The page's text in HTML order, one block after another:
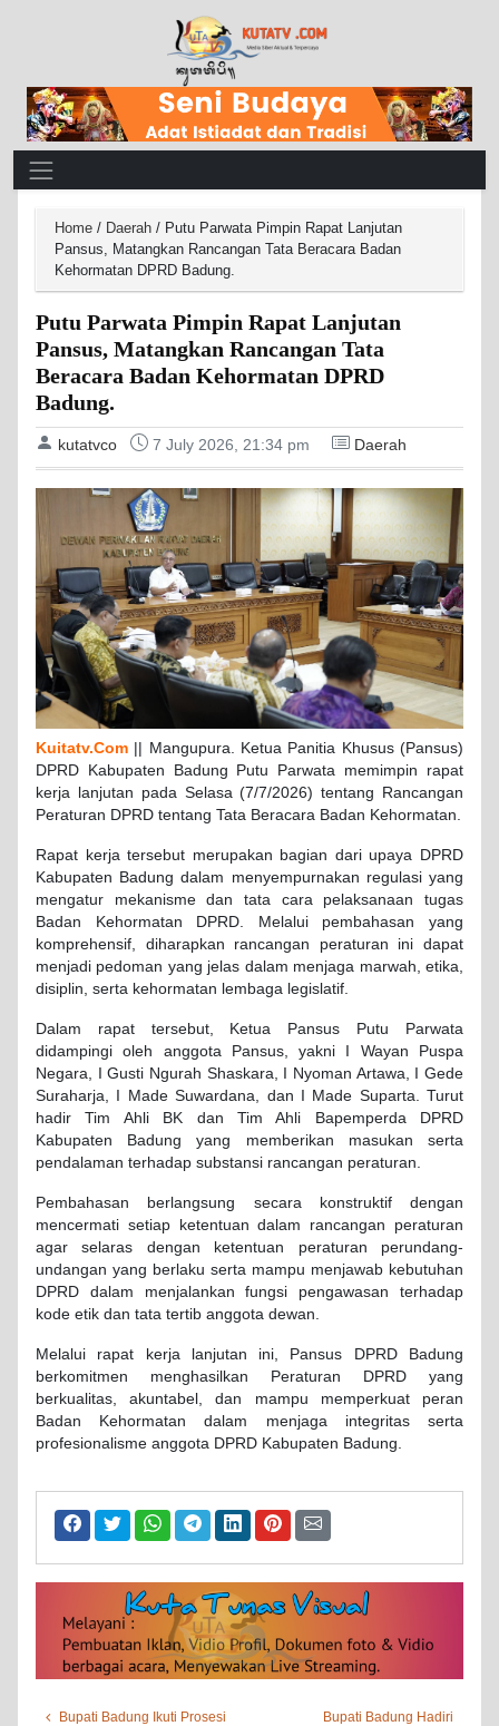
Main Navigation
Home / Daerah / Putu Parwata Pimpin Rapat Lanjutan
Pansus, Matangkan Rancangan Tata Beracara Badan
Kehormatan DPRD Badung.
Putu Parwata Pimpin Rapat Lanjutan
Pansus, Matangkan Rancangan Tata
Beracara Badan Kehormatan DPRD
Badung.
kutatvco 7 July 2026, 21:34 pm Daerah
Kuitatv.Com || Mangupura. Ketua Panitia Khusus (Pansus)
DPRD Kabupaten Badung Putu Parwata memimpin rapat
kerja lanjutan pada Selasa (7/7/2026) tentang Rancangan
Peraturan DPRD tentang Tata Beracara Badan Kehormatan.
Rapat kerja tersebut merupakan bagian dari upaya DPRD
Kabupaten Badung dalam menyempurnakan regulasi yang
mengatur mekanisme dan tata cara pelaksanaan tugas
Badan Kehormatan DPRD. Melalui pembahasan yang
komprehensif, diharapkan rancangan peraturan ini dapat
menjadi pedoman yang jelas dalam menjaga marwah, etika,
disiplin, serta kehormatan lembaga legislatif.
Dalam rapat tersebut, Ketua Pansus Putu Parwata
didampingi oleh anggota Pansus, yakni I Wayan Puspa
Negara, I Gusti Ngurah Shaskara, I Nyoman Artawa, I Gede
Suraharja, I Made Suwardana, dan I Made Suparta. Turut
hadir Tim Ahli BK dan Tim Ahli Bapemperda DPRD
Kabupaten Badung yang memberikan masukan serta
pendalaman terhadap substansi rancangan peraturan.
Pembahasan berlangsung secara konstruktif dengan
mencermati setiap ketentuan dalam rancangan peraturan
agar selaras dengan ketentuan peraturan perundang-
undangan yang berlaku serta mampu menjawab kebutuhan
DPRD dalam menjalankan fungsi pengawasan terhadap
kode etik dan tata tertib anggota dewan.
Melalui rapat kerja lanjutan ini, Pansus DPRD Badung
berkomitmen menghasilkan Peraturan DPRD yang
berkualitas, akuntabel, dan mampu memperkuat peran
Badan Kehormatan dalam menjaga integritas serta
profesionalisme anggota DPRD Kabupaten Badung.
Bupati Badung Ikuti Prosesi
Bupati Badung Hadiri